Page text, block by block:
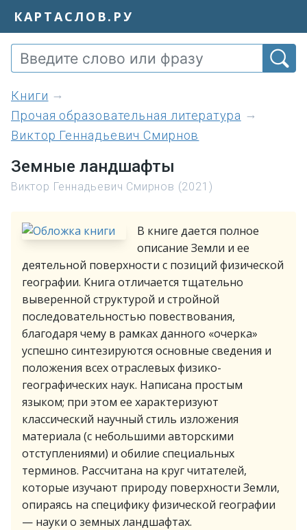
КАРТАСЛОВ.РУ
книги
Прочая образовательная литература
Виктор Геннадьевич Смирнов
Земные ландшафты
Виктор Геннадьевич Смирнов (2021)
В книге дается полное
описание Земли и ее
деятельной поверхности с позиций физической
географии. Книга отличается тщательно
выверенной структурой и стройной
последовательностью повествования,
благодаря чему в рамках данного «очерка»
успешно синтезируются основные сведения и
положения всех отраслевых физико-
географических наук. Написана простым
языком; при этом ее характеризуют
классический научный стиль изложения
материала (с небольшими авторскими
отступлениями) и обилие специальных
терминов. Рассчитана на круг читателей,
которые изучают природу поверхности Земли,
опираясь на специфику физической географии
— науки о земных ландшафтах.